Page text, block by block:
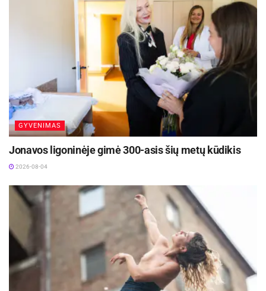
GYVENIMAS
Jonavos ligoninėje gimė 300-asis šių metų kūdikis
2026-08-04